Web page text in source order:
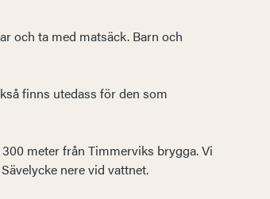
och ta med matsäck. Barn och
finns utedass för den som
meter från Timmerviks brygga. Vi
nere vid vattnet.